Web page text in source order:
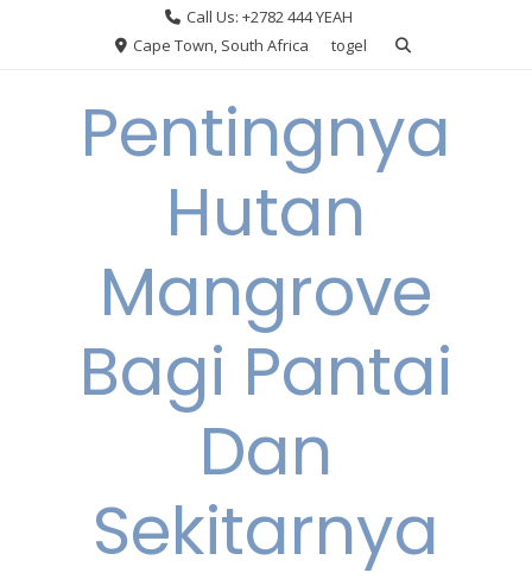
Call Us: +2782 444 YEAH
Cape Town, South Africa
togel
Pentingnya
Hutan
Mangrove
Bagi Pantai
Dan
Sekitarnya